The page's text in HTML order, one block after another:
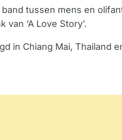
tussen mens en
‘A Love Story’.
in Chiang Mai, Thailand